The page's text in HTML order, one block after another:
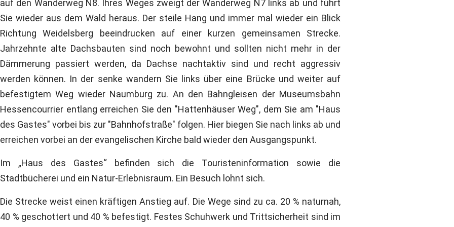
auf den Wanderweg N8. Ihres Weges zweigt der Wanderweg N7 links ab und führt
Sie wieder aus dem Wald heraus. Der steile Hang und immer mal wieder ein Blick
Richtung Weidelsberg beeindrucken auf einer kurzen gemeinsamen Strecke.
Jahrzehnte alte Dachsbauten sind noch bewohnt und sollten nicht mehr in der
Dämmerung passiert werden, da Dachse nachtaktiv sind und recht aggressiv
werden können. In der senke wandern Sie links über eine Brücke und weiter auf
befestigtem Weg wieder Naumburg zu. An den Bahngleisen der Museumsbahn
Hessencourrier entlang erreichen Sie den "Hattenhäuser Weg", dem Sie am "Haus
des Gastes" vorbei bis zur "Bahnhofstraße" folgen. Hier biegen Sie nach links ab und
erreichen vorbei an der evangelischen Kirche bald wieder den Ausgangspunkt.
Im „Haus des Gastes“ befinden sich die Touristeninformation sowie die
Stadtbücherei und ein Natur-Erlebnisraum. Ein Besuch lohnt sich.
Die Strecke weist einen kräftigen Anstieg auf. Die Wege sind zu ca. 20 % naturnah,
40 % geschottert und 40 % befestigt. Festes Schuhwerk und Trittsicherheit sind im